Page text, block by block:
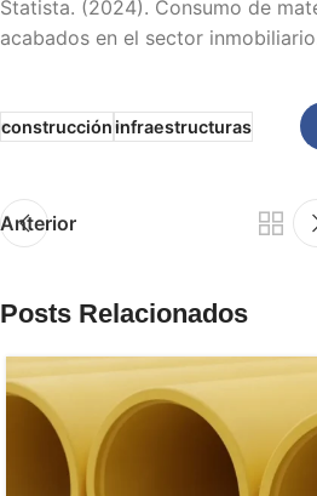
Statista. (2024). Consumo de
acabados en el sector
construccióninfraestructuras
Anterior
Posts Relacionados